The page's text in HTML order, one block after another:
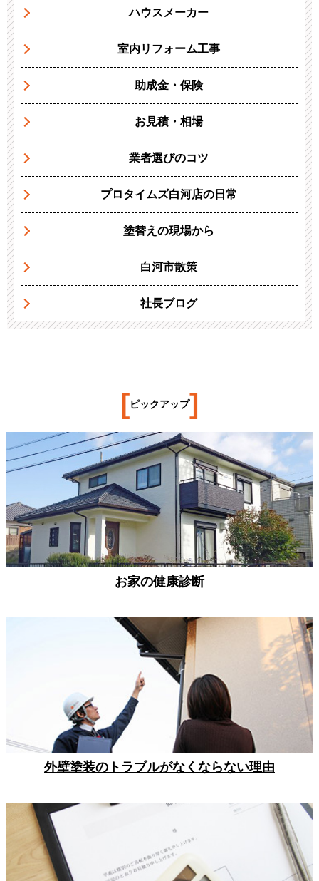
ハウスメーカー
室内リフォーム工事
助成金・保険
お見積・相場
業者選びのコツ
プロタイムズ白河店の日常
塗替えの現場から
白河市散策
社長ブログ
[ピックアップ]
お家の健康診断
外壁塗装のトラブルがなくならない理由